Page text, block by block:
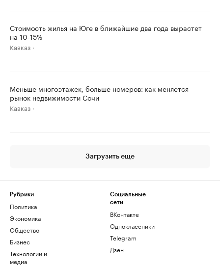
Стоимость жилья на Юге в ближайшие два года вырастет
на 10-15%
Кавказ
Меньше многоэтажек, больше номеров: как меняется
рынок недвижимости Сочи
Кавказ
Загрузить еще
Рубрики
Политика
Экономика
Общество
Бизнес
Технологии и
медиа
Социальные
сети
ВКонтакте
Одноклассники
Telegram
Дзен